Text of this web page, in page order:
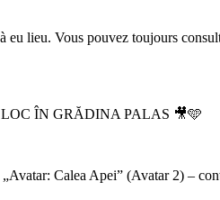
eu lieu. Vous pouvez toujours
ÎN GRĂDINA PALAS 🎥🩵
Calea Apei” (Avatar 2) –